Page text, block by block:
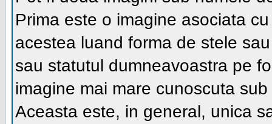
Prima este o imagine asociata
acestea luand forma de stele
sau statutul dumneavoastra pe
imagine mai mare cunoscuta
Aceasta este, in general, unica